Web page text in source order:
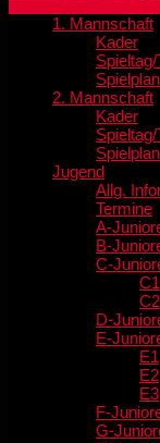
1. Mannschaft
Kader
Spieltag/
2. Mannschaft
Kader
Jugend
Allg.
Termine
A-
B-
C-
C1
C2
D-
E-
E1
E2
E3
F-
G-